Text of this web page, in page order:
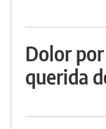
Dolor
querida